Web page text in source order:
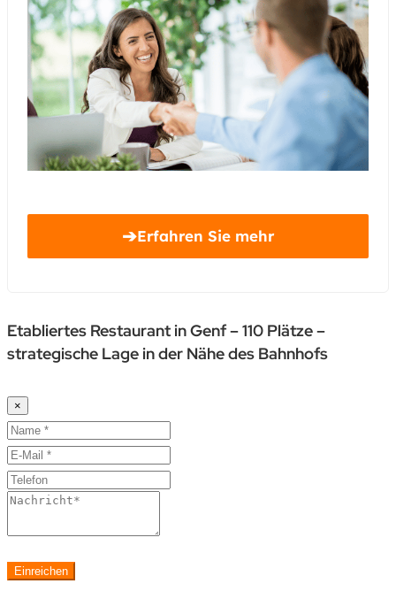
➔Erfahren Sie mehr
Etabliertes Restaurant in Genf – 110 Plätze –
strategische Lage in der Nähe des Bahnhofs
×
Einreichen